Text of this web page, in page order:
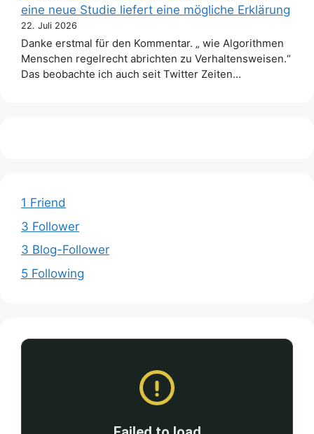
eine neue Studie liefert eine mögliche Erklärung
22. Juli 2026
Danke erstmal für den Kommentar. „ wie Algorithmen
Menschen regelrecht abrichten zu Verhaltensweisen.“
Das beobachte ich auch seit Twitter Zeiten…
1 Friend
3 Follower
3 Blog-Follower
5 Following